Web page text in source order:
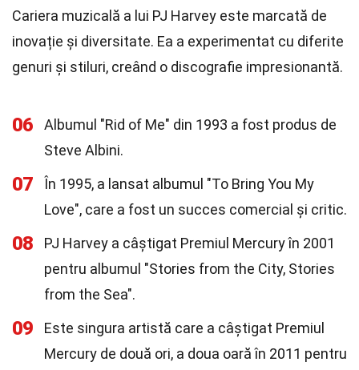
Cariera muzicală a lui PJ Harvey este marcată de
inovație și diversitate. Ea a experimentat cu diferite
genuri și stiluri, creând o discografie impresionantă.
06
Albumul "Rid of Me" din 1993 a fost produs de
Steve Albini.
07
În 1995, a lansat albumul "To Bring You My
Love", care a fost un succes comercial și critic.
08
PJ Harvey a câștigat Premiul Mercury în 2001
pentru albumul "Stories from the City, Stories
from the Sea".
09
Este singura artistă care a câștigat Premiul
Mercury de două ori, a doua oară în 2011 pentru